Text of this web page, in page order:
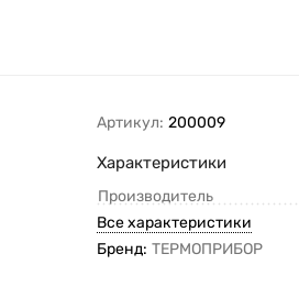
Артикул: 200009
Характеристики
Производитель
Все характеристики
Бренд: ТЕРМОПРИБОР